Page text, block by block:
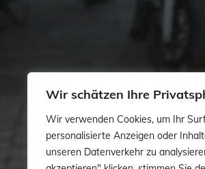
Wir schätzen Ihre
Wir verwenden Cookies, um Ihr
personalisierte Anzeigen oder
unseren Datenverkehr zu